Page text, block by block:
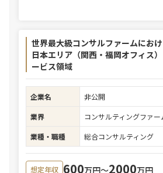
世界最大級コンサルファームにお
日本エリア（関西・福岡オフィス
ービス領域
企業名
非公開
業界
コンサルティングファー
業種・職種
総合コンサルティング
想定年収 600万円〜2000万円